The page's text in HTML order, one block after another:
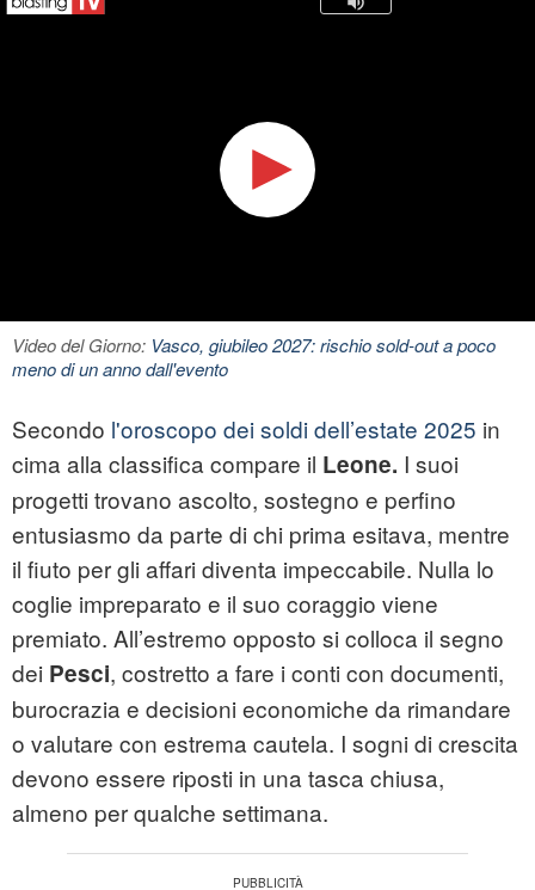
Video del Giorno: Vasco, giubileo 2027: rischio sold-out a poco
meno di un anno dall'evento
Secondo l'oroscopo dei soldi dell’estate 2025 in
cima alla classifica compare il Leone. I suoi
progetti trovano ascolto, sostegno e perfino
entusiasmo da parte di chi prima esitava, mentre
il fiuto per gli affari diventa impeccabile. Nulla lo
coglie impreparato e il suo coraggio viene
premiato. All’estremo opposto si colloca il segno
dei Pesci, costretto a fare i conti con documenti,
burocrazia e decisioni economiche da rimandare
o valutare con estrema cautela. I sogni di crescita
devono essere riposti in una tasca chiusa,
almeno per qualche settimana.